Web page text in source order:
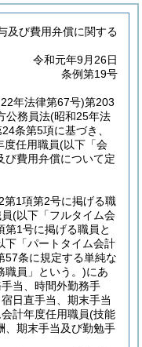
及び費用弁償に関する
令和元年9月26日
条例第19号
年法律第67号)第203
公務員法(昭和25年法
条第5項に基づき、
度任用職員(以下「会
び費用弁償について定
第1項第2号に掲げる職
(以下「フルタイム会
第1号に掲げる職員と
下「パートタイム会計
57条に規定する単純な
職員」という。)にあ
当、時間外勤務手
日直手当、期末手当
計年度任用職員(技能
、期末手当及び勤勉手